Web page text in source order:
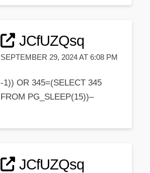
JCfUZQsq
SEPTEMBER 29, 2024 AT 6:08 PM
-1)) OR 345=(SELECT 345
FROM PG_SLEEP(15))–
JCfUZQsq